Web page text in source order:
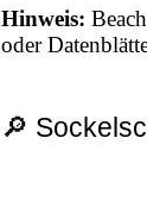
Hinweis:
oder
🔎